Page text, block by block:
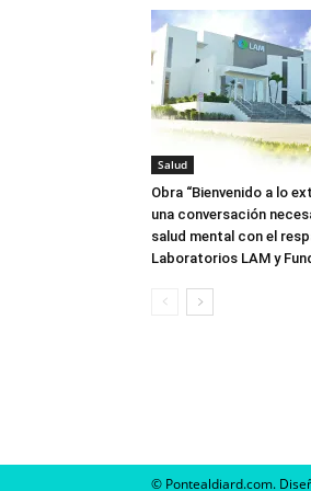
Salud
Obra “Bienvenido a lo
una conversación
salud mental con el
Laboratorios LAM y
© Pontealdiard.com.